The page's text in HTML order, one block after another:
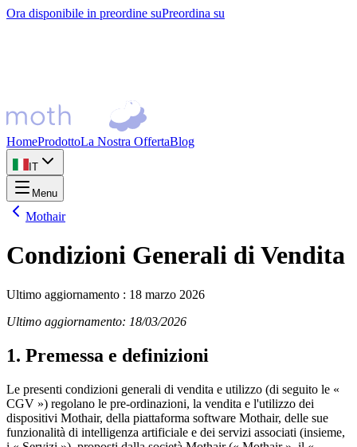
Ora disponibile in preordine suPreordina su
HomeProdottoLa Nostra OffertaBlog
IT
Menu
Mothair
Condizioni Generali di Vendita
Ultimo aggiornamento : 18 marzo 2026
Ultimo aggiornamento: 18/03/2026
1. Premessa e definizioni
Le presenti condizioni generali di vendita e utilizzo (di seguito le «
CGV ») regolano le pre‑ordinazioni, la vendita e l'utilizzo dei
dispositivi Mothair, della piattaforma software Mothair, delle sue
funzionalità di intelligenza artificiale e dei servizi associati (insieme,